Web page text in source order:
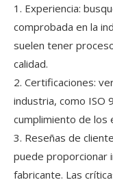
1. Experiencia:
comprobada en la
suelen tener
calidad.
2. Certificaciones:
industria, como ISO
cumplimiento de los
3. Reseñas de
puede proporcionar
fabricante. Las